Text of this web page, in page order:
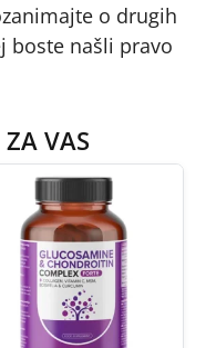
o drugih
boste našli pravo
VAS